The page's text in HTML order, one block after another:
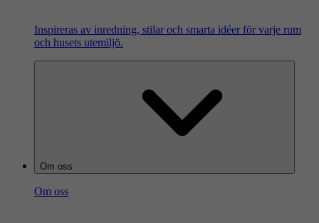
Inspireras av inredning, stilar och smarta idéer för varje rum
och husets utemiljö.
Om oss
Om oss